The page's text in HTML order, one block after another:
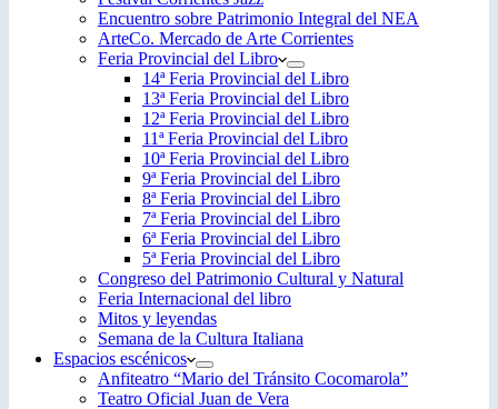
Encuentro sobre Patrimonio Integral del NEA
ArteCo. Mercado de Arte Corrientes
Feria Provincial del Libro
14ª Feria Provincial del Libro
13ª Feria Provincial del Libro
12ª Feria Provincial del Libro
11ª Feria Provincial del Libro
10ª Feria Provincial del Libro
9ª Feria Provincial del Libro
8ª Feria Provincial del Libro
7ª Feria Provincial del Libro
6ª Feria Provincial del Libro
5ª Feria Provincial del Libro
Congreso del Patrimonio Cultural y Natural
Feria Internacional del libro
Mitos y leyendas
Semana de la Cultura Italiana
Espacios escénicos
Anfiteatro “Mario del Tránsito Cocomarola”
Teatro Oficial Juan de Vera